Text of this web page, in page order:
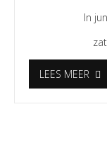
In
LEES MEER